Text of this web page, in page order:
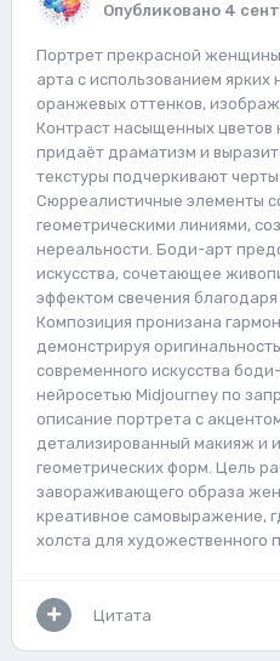
Опубликовано 4
Портрет прекрасной
арта с использованием ярких
оранжевых оттенков,
Контраст насыщенных цветов
придаёт драматизм и
текстуры подчеркивают
Сюрреалистичные элементы
геометрическими линиями,
нереальности. Боди-арт
искусства, сочетающее
эффектом свечения
Композиция пронизана
демонстрируя
современного искусства
нейросетью Midjourney по
описание портрета с
детализированный макияж и
геометрических форм. Цель
завораживающего образа
креативное самовыражение,
холста для художественного
Цитата